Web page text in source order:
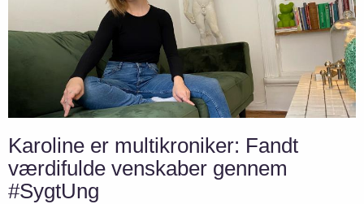
Karoline er multikroniker: Fandt
værdifulde venskaber gennem
#SygtUng